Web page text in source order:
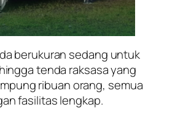
berukuran sedang untuk
tenda raksasa yang
ribuan orang, semua
fasilitas lengkap.